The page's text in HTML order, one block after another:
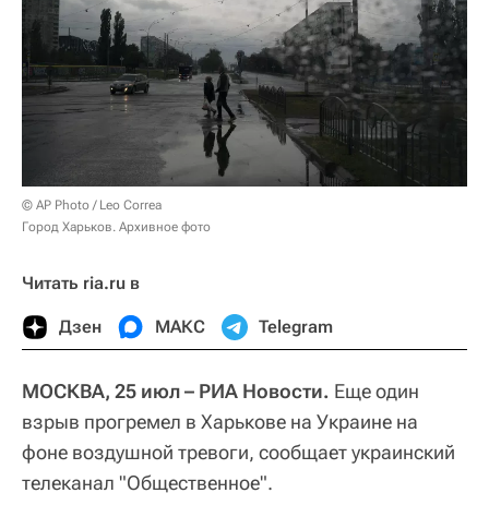
© AP Photo / Leo Correa
Город Харьков. Архивное фото
Читать ria.ru в
Дзен МАКС Telegram
МОСКВА, 25 июл – РИА Новости. Еще один
взрыв прогремел в Харькове на Украине на
фоне воздушной тревоги, сообщает украинский
телеканал "Общественное".